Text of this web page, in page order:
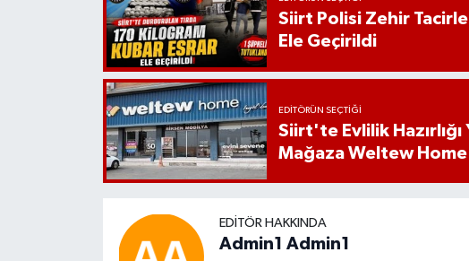
Siirt Polisi Zehir
Ele Geçirildi
EDITÖRÜN SEÇTIĞI
Siirt'te Evlilik
Mağaza Weltew Home
EDITÖR HAKKINDA
Admin1 Admin1